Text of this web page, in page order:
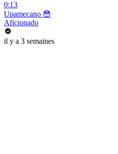
0:13
Upamecano 😳
Aficionado
il y a 3 semaines